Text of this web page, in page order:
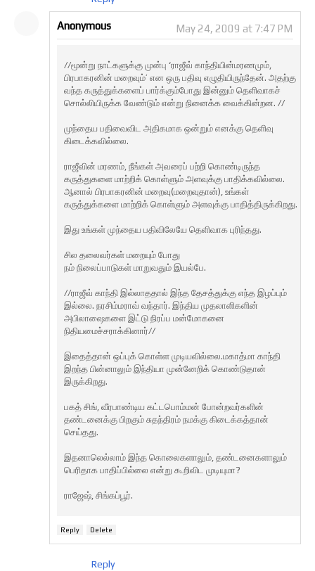
Anonymous May 24, 2009 at 7:47 PM
//மூன்று நாட்களுக்கு முன்பு ‘ராஜீவ் காந்தியின்மரணமும்,
பிரபாகரனின் மறைவும்’ என ஒரு பதிவு எழுதியிருந்தேன். அதற்கு
வந்த கருத்துக்களைப் பார்க்கும்போது இன்னும் தெளிவாகச்
சொல்லியிருக்க வேண்டும் என்று நினைக்க வைக்கின்றன. //
முந்தைய பதிவைவிட அதிகமாக ஒன்றும் எனக்கு தெளிவு
கிடைக்கவில்லை.
ராஜீவின் மரணம், நீங்கள் அவரைப் பற்றி கொண்டிருந்த
கருத்துகளை மாற்றிக் கொள்ளும் அளவுக்கு பாதிக்கவில்லை.
ஆனால் பிரபாகரனின் மறைவு(மறைவுதான்), உங்கள்
கருத்துக்களை மாற்றிக் கொள்ளும் அளவுக்கு பாதித்திருக்கிறது.
இது உங்கள் முந்தைய பதிவிலேயே தெளிவாக புரிந்தது.
சில தலைவர்கள் மறையும் போது
நம் நிலைப்பாடுகள் மாறுவதும் இயல்பே.
//ராஜீவ் காந்தி இல்லாததால் இந்த தேசத்துக்கு எந்த இழப்பும்
இல்லை. நரசிம்மராவ் வந்தார். இந்திய முதலாளிகளின்
அபிலாஷைகளை இட்டு நிரப்ப மன்மோகனை
நிதியமைச்சராக்கினார்//
இதைத்தான் ஒப்புக் கொள்ள முடியவில்லை.மகாத்மா காந்தி
இறந்த பின்னாலும் இந்தியா முன்னேறிக் கொண்டுதான்
இருக்கிறது.
பகத் சிங், வீரபாண்டிய கட்டபொம்மன் போன்றவர்களின்
தண்டனைக்கு பிறகும் சுதந்திரம் நமக்கு கிடைக்கத்தான்
செய்தது.
இதனாலெல்லாம் இந்த கொலைகளாலும், தண்டனைகளாலும்
பெரிதாக பாதிப்பில்லை என்று கூறிவிட முடியுமா?
ராஜேஷ், சிங்கப்பூர்.
Reply Delete
Reply